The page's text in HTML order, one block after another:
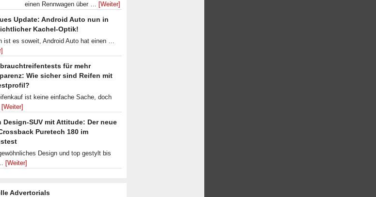
einen Rennwagen über … [Weiter]
Update: Android Auto nun in
Kachel-Optik!
ist es soweit, Android Auto hat einen …
für mehr
Wie sicher sind Reifen mit
ist keine einfache Sache, doch
[Weiter]
Design-SUV mit Attitude: Der neue
Puretech 180 im
Design und top gestylt bis
[Weiter]
Advertorials